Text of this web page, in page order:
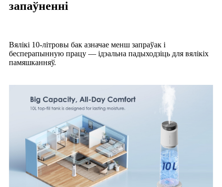
запаўненні
Вялікі 10-літровы бак азначае менш запраўак і
бесперапынную працу — ідэальна падыходзіць для вялікіх
памяшканняў.